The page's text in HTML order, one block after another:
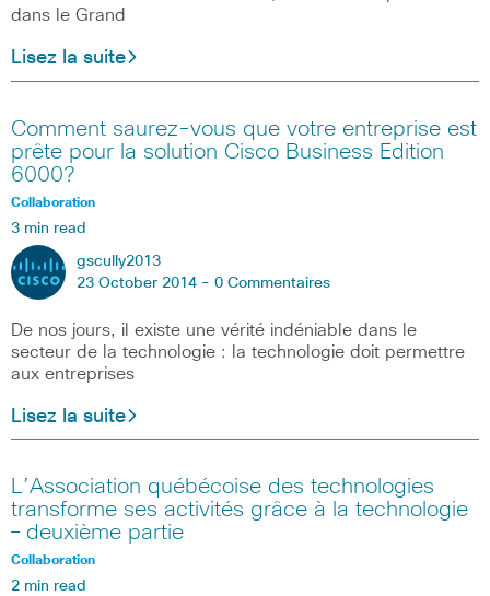
dans le Grand
Lisez la suite
Comment saurez-vous que votre entreprise est
prête pour la solution Cisco Business Edition
6000?
Collaboration
3 min read
gscully2013
23 October 2014 - 0 Commentaires
De nos jours, il existe une vérité indéniable dans le
secteur de la technologie : la technologie doit permettre
aux entreprises
Lisez la suite
L’Association québécoise des technologies
transforme ses activités grâce à la technologie
– deuxième partie
Collaboration
2 min read